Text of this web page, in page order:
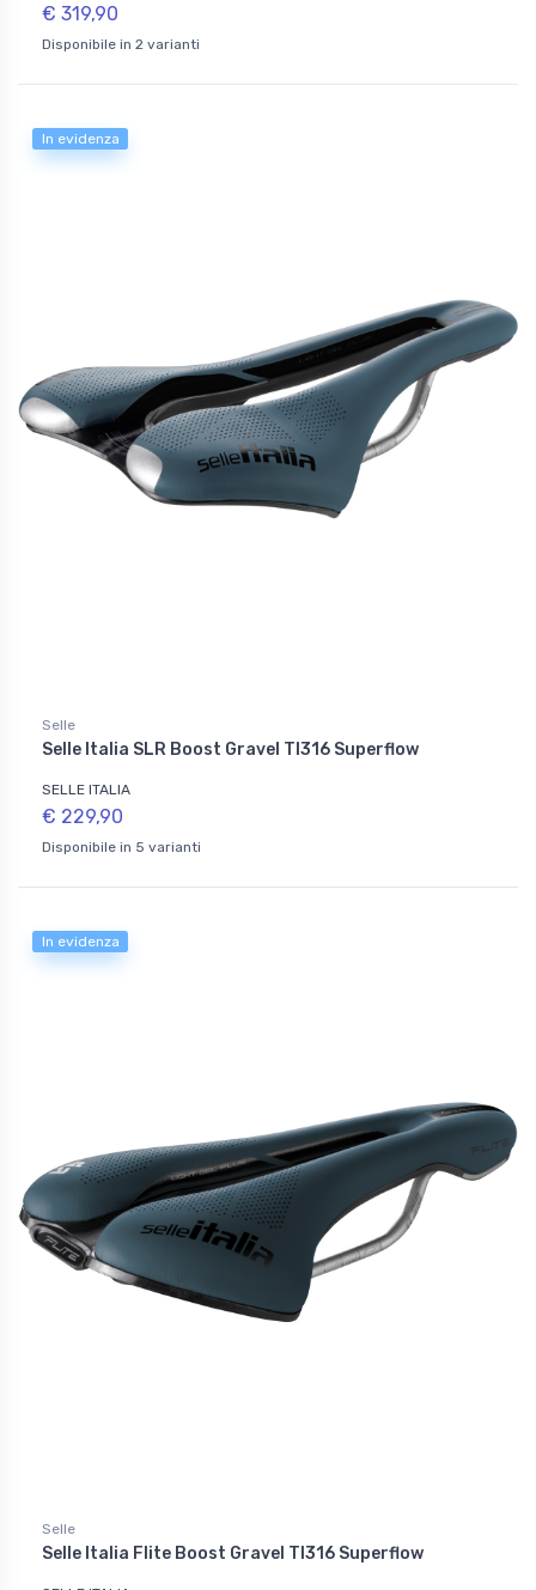
€ 319,90
Disponibile in 2 varianti
In evidenza
Selle
Selle Italia SLR Boost Gravel TI316 Superflow
SELLE ITALIA
€ 229,90
Disponibile in 5 varianti
In evidenza
Selle
Selle Italia Flite Boost Gravel TI316 Superflow